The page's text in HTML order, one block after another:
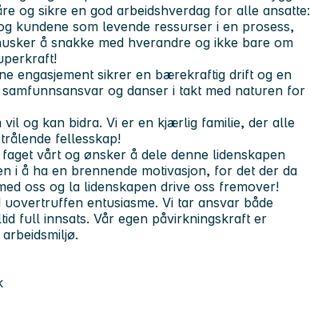
og sikre en god arbeidshverdag for alle ansatte:
kundene som levende ressurser i en prosess,
å snakke med hverandre og ikke bare om
engasjement sikrer en bærekraftig drift og en
og danser i takt med naturen for
og kan bidra. Vi er en kjærlig familie, der alle
fellesskap!
vårt og ønsker å dele denne lidenskapen
i å ha en brennende motivasjon, for det der da
oss og la lidenskapen drive oss fremover!
entusiasme. Vi tar ansvar både
full innsats. Vår egen påvirkningskraft er